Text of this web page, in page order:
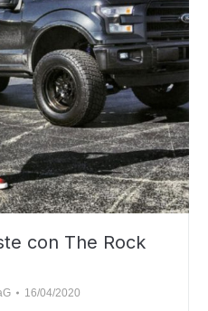
con The Rock
16/04/2020